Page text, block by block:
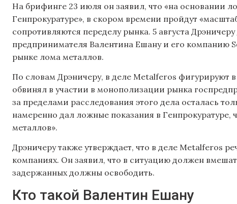
На брифинге 23 июля он заявил, что «на основании
Генпрокуратуре», в скором времени пройдут
сопротивляются переделу рынка. 5 августа
предпринимателя Валентина Ешану и его компанию
рынке лома металлов.
По словам Дрэничеру, в деле Metalferos фигурируют
обвинял в участии в монополизации рынка
за пределами расследования этого дела осталась
намеренно дал ложные показания в
металлов».
Дрэничеру также утверждает, что в деле Metalferos
компаниях. Он заявил, что в ситуацию должен
задержанных должны освободить.
Кто такой Валентин Ешану